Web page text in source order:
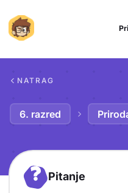
NATRAG
6. razred
? Pitanje